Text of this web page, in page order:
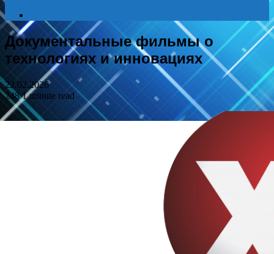
for
Документальные фильмы о
технологиях и инновациях
22.02.2026
2481 minute read